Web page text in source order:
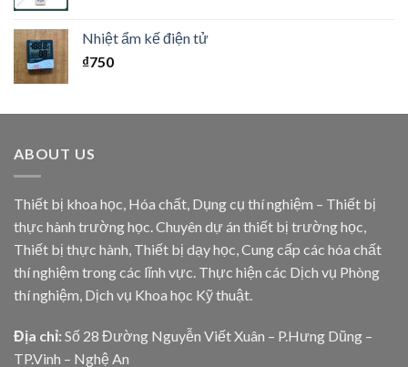
Nhiệt ẩm kế điện tử
₫750
ABOUT US
Thiết bị khoa học, Hóa chất, Dụng cụ thí nghiệm – Thiết bị
thực hành trường học. Chuyên dự án thiết bị trường học,
Thiết bị thực hành, Thiết bị dạy học, Cung cấp các hóa chất
thí nghiệm trong các lĩnh vực. Thực hiện các Dịch vụ Phòng
thí nghiệm, Dịch vụ Khoa học Kỹ thuật.
Địa chỉ: Số 28 Đường Nguyễn Viết Xuân – P.Hưng Dũng –
TP.Vinh – Nghệ An